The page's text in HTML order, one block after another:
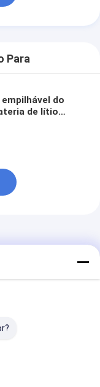
Para
do
de lítio